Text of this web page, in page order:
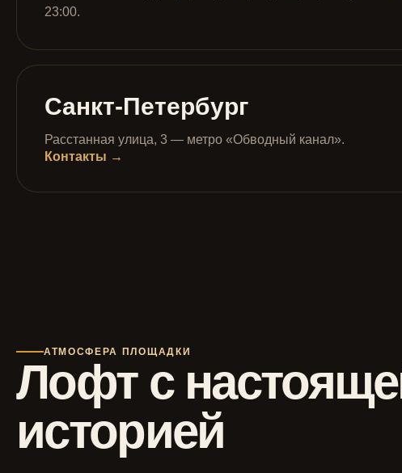
23:00.
Санкт-Петербург
Расстанная улица, 3 — метро «Обводный канал».
Контакты →
АТМОСФЕРА ПЛОЩАДКИ
Лофт с
историей